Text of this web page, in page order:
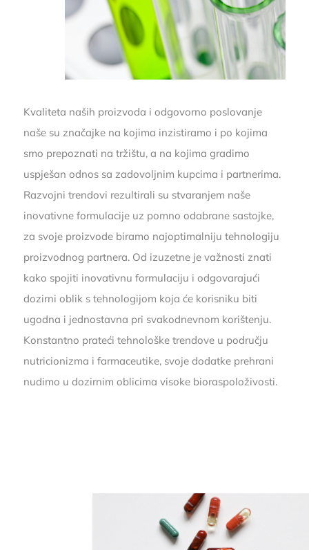
Kvaliteta naših proizvoda i odgovorno poslovanje
naše su značajke na kojima inzistiramo i po kojima
smo prepoznati na tržištu, a na kojima gradimo
uspješan odnos sa zadovoljnim kupcima i partnerima.
Razvojni trendovi rezultirali su stvaranjem naše
inovativne formulacije uz pomno odabrane sastojke,
za svoje proizvode biramo najoptimalniju tehnologiju
proizvodnog partnera. Od izuzetne je važnosti znati
kako spojiti inovativnu formulaciju i odgovarajući
dozirni oblik s tehnologijom koja će korisniku biti
ugodna i jednostavna pri svakodnevnom korištenju.
Konstantno prateći tehnološke trendove u području
nutricionizma i farmaceutike, svoje dodatke prehrani
nudimo u dozirnim oblicima visoke bioraspoloživosti.